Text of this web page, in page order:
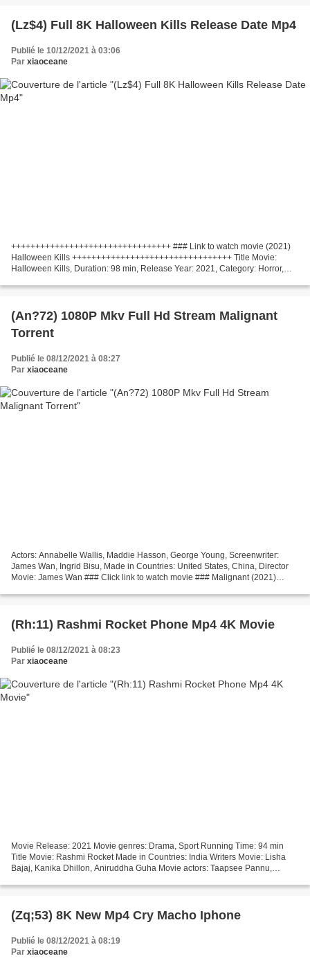
(Lz$4) Full 8K Halloween Kills Release Date Mp4
Publié le 10/12/2021 à 03:06
Par xiaoceane
+++++++++++++++++++++++++++++++++ ### Link to watch movie (2021)
Halloween Kills +++++++++++++++++++++++++++++++++ Title Movie:
Halloween Kills, Duration: 98 min, Release Year: 2021, Category: Horror,
(An?72) 1080P Mkv Full Hd Stream Malignant
Torrent
Publié le 08/12/2021 à 08:27
Par xiaoceane
Actors: Annabelle Wallis, Maddie Hasson, George Young, Screenwriter:
James Wan, Ingrid Bisu, Made in Countries: United States, China, Director
Movie: James Wan ### Click link to watch movie ### Malignant (2021)
(Rh:11) Rashmi Rocket Phone Mp4 4K Movie
Publié le 08/12/2021 à 08:23
Par xiaoceane
Movie Release: 2021 Movie genres: Drama, Sport Running Time: 94 min
Title Movie: Rashmi Rocket Made in Countries: India Writers Movie: Lisha
Bajaj, Kanika Dhillon, Aniruddha Guha Movie actors: Taapsee Pannu,
(Zq;53) 8K New Mp4 Cry Macho Iphone
Publié le 08/12/2021 à 08:19
Par xiaoceane